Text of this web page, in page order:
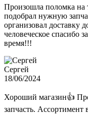
Произошла поломка на
подобрал нужную
организовал доставку
человеческое спасибо
время!!!
Сергей
18/06/2024
Хороший магазин👍
запчасть. Ассортимент